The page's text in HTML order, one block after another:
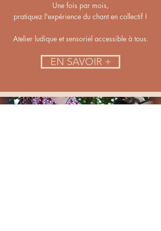
Une fois par mois,
pratiquez l'expérience du chant en collectif !
Atelier ludique et sensoriel accessible à tous.
EN SAVOIR +